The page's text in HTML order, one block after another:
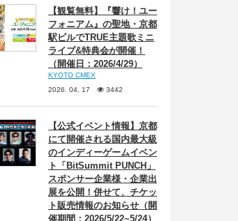
【観覧無料】『響け！ユー
フォニアム』の聖地・京都
駅ビルでTRUE主題歌ミニ
ライブ&特典会が開催！
（開催日：2026/4/29）
KYOTO CMEX
2026. 04. 17
3442
【公式イベント情報】京都
にて開催される国内最大級
のインディーゲームイベン
ト「BitSummit PUNCH」
スポンサー企業様・企業出
展を公開！併せて、チケッ
ト販売情報のお知らせ（開
催期間：2026/5/22~5/24）